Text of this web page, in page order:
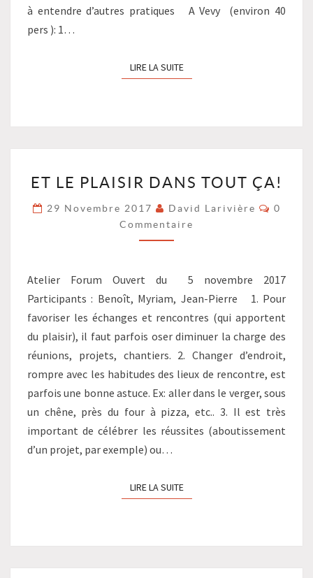
à entendre d’autres pratiques A Vevy (environ 40
pers ): 1…
LIRE LA SUITELIRE LA SUITE
LE
DANS
TOUT
ÇA!
>
ET LE PLAISIR DANS TOUT ÇA!
29 Novembre 2017 David Larivière
0
Commentaire
Atelier Forum Ouvert du 5 novembre 2017
Participants : Benoît, Myriam, Jean-Pierre 1. Pour
favoriser les échanges et rencontres (qui apportent
du plaisir), il faut parfois oser diminuer la charge des
réunions, projets, chantiers. 2. Changer d’endroit,
rompre avec les habitudes des lieux de rencontre, est
parfois une bonne astuce. Ex: aller dans le verger, sous
un chêne, près du four à pizza, etc.. 3. Il est très
important de célébrer les réussites (aboutissement
d’un projet, par exemple) ou…
LIRE LA SUITELIRE LA SUITE